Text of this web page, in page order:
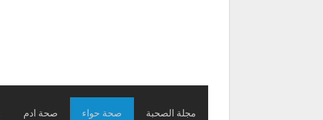
مجلة الصحبة صحة حواء صحة ادم